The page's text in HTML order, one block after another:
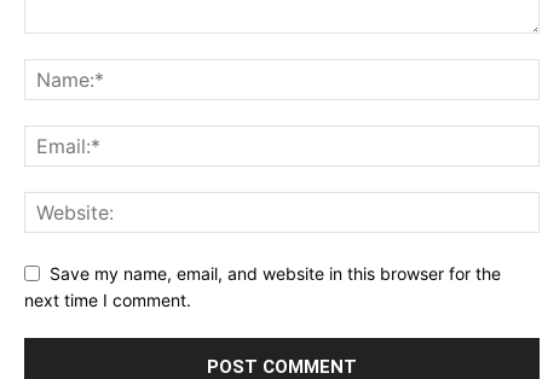
Save my name, email, and website in this browser for the
next time I comment.